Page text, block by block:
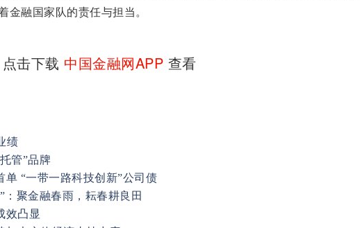
金融国家队的责任与担当。
击下载 中国金融网APP 查看
绩
管”品牌
单 “一带一路科技创新”公司债
：聚金融春雨，耘春耕良田
效凸显